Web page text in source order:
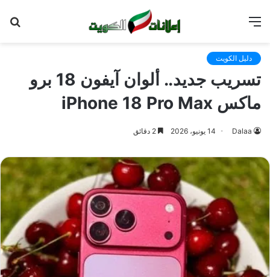
دليل الكويت
تسريب جديد.. ألوان آيفون 18 برو
ماكس iPhone 18 Pro Max
Dalaa 14 يونيو، 2026